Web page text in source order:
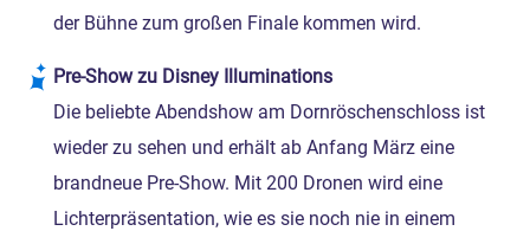
der Bühne zum großen Finale kommen wird.
Pre-Show zu Disney Illuminations
Die beliebte Abendshow am Dornröschenschloss ist
wieder zu sehen und erhält ab Anfang März eine
brandneue Pre-Show. Mit 200 Dronen wird eine
Lichterpräsentation, wie es sie noch nie in einem